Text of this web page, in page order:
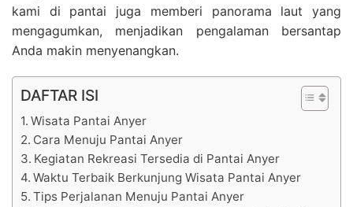
kami di pantai juga memberi panorama laut yang
mengagumkan, menjadikan pengalaman bersantap
Anda makin menyenangkan.
DAFTAR ISI
Wisata Pantai Anyer
Cara Menuju Pantai Anyer
Kegiatan Rekreasi Tersedia di Pantai Anyer
Waktu Terbaik Berkunjung Wisata Pantai Anyer
Tips Perjalanan Menuju Pantai Anyer